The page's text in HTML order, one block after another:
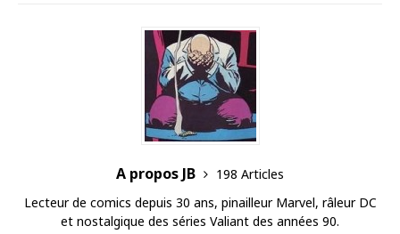
A propos JB
198 Articles
Lecteur de comics depuis 30 ans, pinailleur Marvel, râleur DC
et nostalgique des séries Valiant des années 90.